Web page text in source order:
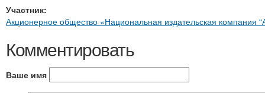
Участник:
Акционерное общество «Национальная издательская
Комментировать
Ваше имя